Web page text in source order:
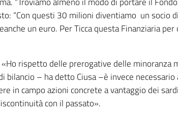
“Con questi 30 milioni diventiamo un socio
un euro. Per Ticca questa Finanziaria
rispetto delle prerogative delle minoranza
– ha detto Ciusa –è invece
in campo azioni concrete a vantaggio dei
con il passato».